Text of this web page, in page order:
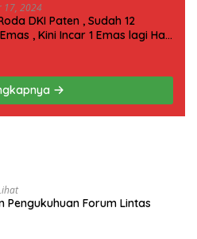
17, 2024
DKI Paten , Sudah 12
, Kini Incar 1 Emas lagi Hari
Pengukuhuan Forum Lintas